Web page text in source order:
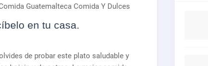
Guatemalteca Comida Y Dulces
en tu casa.
de probar este plato saludable y